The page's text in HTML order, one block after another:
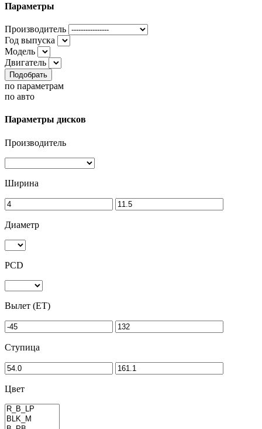
Параметры
Производитель
Год выпуска
Модель
Двигатель
Подобрать
по параметрам
по авто
Параметры дисков
Производитель
Ширина
Диаметр
PCD
Вылет (ET)
Ступица
Цвет